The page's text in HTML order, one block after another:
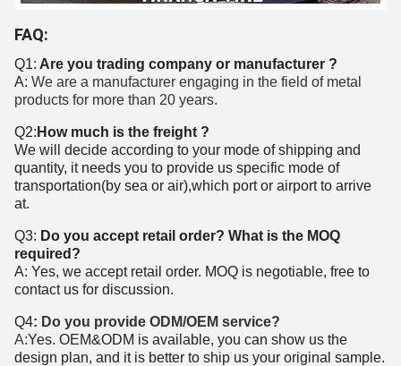
FAQ:
Q1: Are you trading company or manufacturer ?
A: We are a manufacturer engaging in the field of metal
products for more than 20 years.
Q2: How much is the freight ?
We will decide according to your mode of shipping and
quantity, it needs you to provide us specific mode of
transportation(by sea or air),which port or airport to arrive
at.
Q3: Do you accept retail order? What is the MOQ
required?
A: Yes, we accept retail order. MOQ is negotiable, free to
contact us for discussion.
Q4: Do you provide ODM/OEM service?
A:Yes. OEM&ODM is available, you can show us the
design plan, and it is better to ship us your original sample.